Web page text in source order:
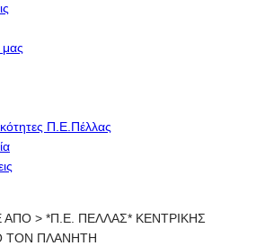
Π.Ε.Πέλλας
ΑΠΟ > *Π.Ε. ΠΕΛΛΑΣ* ΚΕΝΤΡΙΚΗΣ
ΤΟΝ ΠΛΑΝΗΤΗ